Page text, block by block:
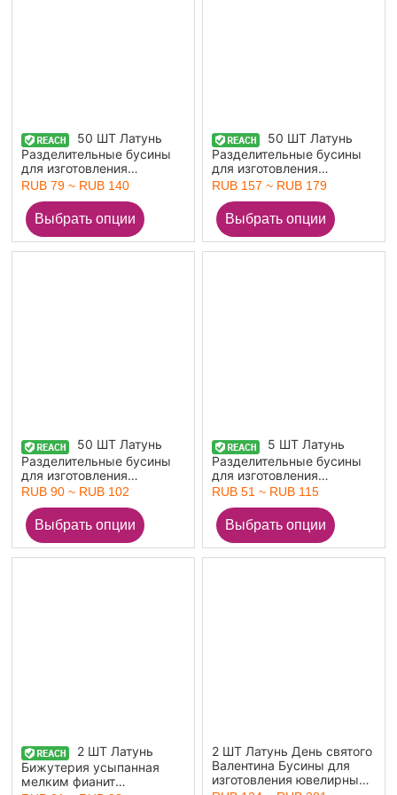
50 ШТ Латунь
Разделительные бусины
для изготовления
ювелирных изделий из
Оптовая Разноцветный
Цветы
RUB 79 ~ RUB 140
50 ШТ Латунь
Разделительные бусины
для изготовления
ювелирных изделий из
Оптовая Разноцветный
Колесо 6мм Диаметр
RUB 157 ~ RUB 179
50 ШТ Латунь
Разделительные бусины
для изготовления
ювелирных изделий из
Оптовая Разноцветный
рисовое зерно 6мм x 3мм
RUB 90 ~ RUB 102
5 ШТ Латунь
Разделительные бусины
для изготовления
ювелирных изделий из
Оптовая Разноцветный
Прозрачный Страз
RUB 51 ~ RUB 115
2 ШТ Латунь
Бижутерия усыпанная
мелким фианит
2 ШТ Латунь День святого
Валентина Бусины для
изготовления ювелирных